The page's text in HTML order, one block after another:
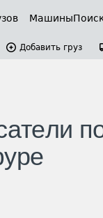
Машины
Добавить груз